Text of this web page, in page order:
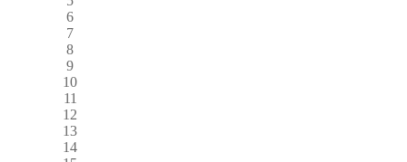
6
7
8
9
10
11
12
13
14